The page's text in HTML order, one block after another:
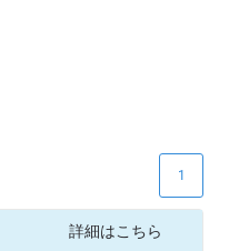
1
詳細はこちら